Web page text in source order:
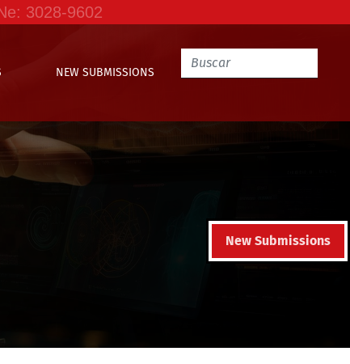
3028-9602
NEW SUBMISSIONS
New Submissions